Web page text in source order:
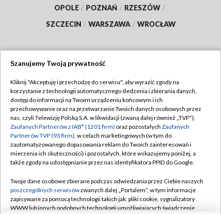
OPOLE / POZNAŃ / RZESZÓW /
SZCZECIN / WARSZAWA / WROCŁAW
TVP
Abonament TVP
Emisja w TVP
Centrum informacji TVP
Naziemna Telewizja Cyfrowa
Rada Programowa
System NOS
Regulamin TVP
Polityka prywatności
Moje zgody
Pomoc
Kontakt
Szanujemy Twoją prywatność
Kliknij "Akceptuję i przechodzę do serwisu", aby wyrazić zgody na
korzystanie z technologii automatycznego śledzenia i zbierania danych,
dostęp do informacji na Twoim urządzeniu końcowym i ich
przechowywanie oraz na przetwarzanie Twoich danych osobowych przez
nas, czyli Telewizję Polską S.A. w likwidacji (zwaną dalej również „TVP”),
Zaufanych Partnerów z IAB* (1201 firm) oraz pozostałych Zaufanych
Partnerów TVP (93 firm), w celach marketingowych (w tym do
zautomatyzowanego dopasowania reklam do Twoich zainteresowań i
mierzenia ich skuteczności) i pozostałych, które wskazujemy poniżej, a
także zgody na udostępnianie przez nas identyfikatora PPID do Google.
Twoje dane osobowe zbierane podczas odwiedzania przez Ciebie naszych
poszczególnych serwisówzwanych dalej „Portalem”, w tym informacje
zapisywane za pomocą technologii takich jak: pliki cookie, sygnalizatory
WWW lub innych podobnych technologii umożliwiających świadczenie